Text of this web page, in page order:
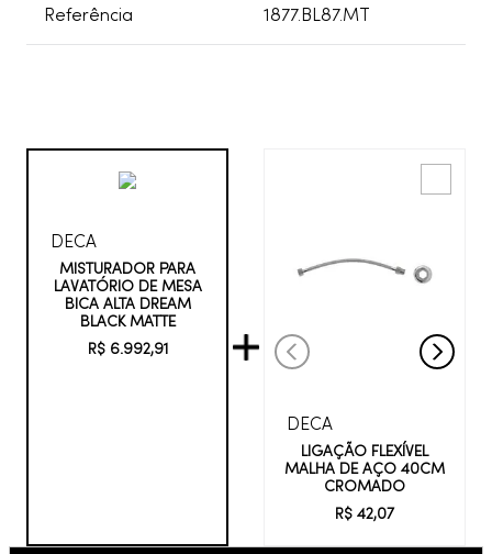
Referência 1877.BL87.MT
DECA
MISTURADOR PARA
LAVATÓRIO DE MESA
BICA ALTA DREAM
BLACK MATTE
R$ 6.992,91
DECA
LIGAÇÃO FLEXÍVEL
MALHA DE AÇO 40CM
CROMADO
R$ 42,07